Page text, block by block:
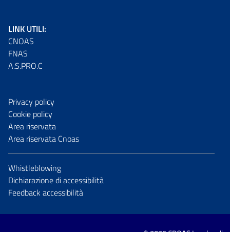
LINK UTILI:
CNOAS
FNAS
A.S.PRO.C
Privacy policy
Cookie policy
Area riservata
Area riservata Cnoas
Whistleblowing
Dichiarazione di accessibilità
Feedback accessibilità